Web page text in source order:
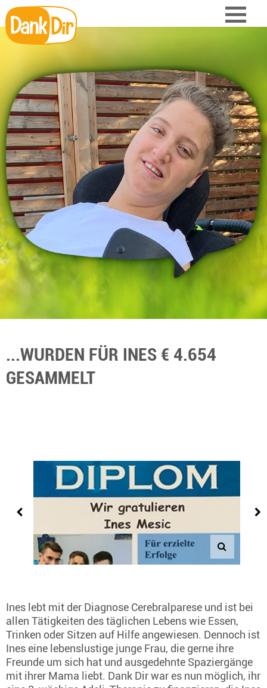
...WURDEN FÜR INES € 4.654
GESAMMELT
Ines lebt mit der Diagnose Cerebralparese und ist bei
allen Tätigkeiten des täglichen Lebens wie Essen,
Trinken oder Sitzen auf Hilfe angewiesen. Dennoch ist
Ines eine lebenslustige junge Frau, die gerne ihre
Freunde um sich hat und ausgedehnte Spaziergänge
mit ihrer Mama liebt. Dank Dir war es nun möglich, ihr